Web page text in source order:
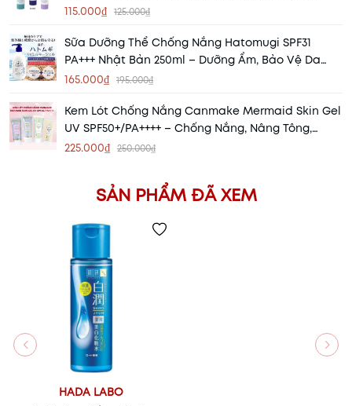
Nhiên
115.000₫ 125.000₫
Sữa Dưỡng Thể Chống Nắng Hatomugi SPF31
PA+++ Nhật Bản 250ml – Dưỡng Ẩm, Bảo Vệ Da
Mỗi Ngày
165.000₫ 195.000₫
Kem Lót Chống Nắng Canmake Mermaid Skin Gel
UV SPF50+/PA++++ – Chống Nắng, Nâng Tông,
Dưỡng Ẩm Hoàn Hảo
225.000₫ 250.000₫
SẢN PHẨM ĐÃ XEM
HADA LABO